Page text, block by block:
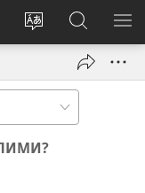
Сайтнинг
тилини
ўзгартириш
Кириш
(янги
JW.ORG
бўйича
излаш